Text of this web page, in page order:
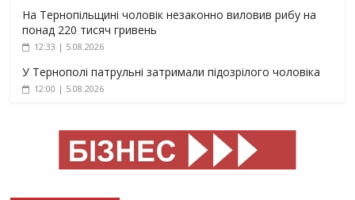
На Тернопільщині чоловік незаконно виловив рибу на
понад 220 тисяч гривень
12:33 | 5.08.2026
У Тернополі патрульні затримали підозрілого чоловіка
12:00 | 5.08.2026